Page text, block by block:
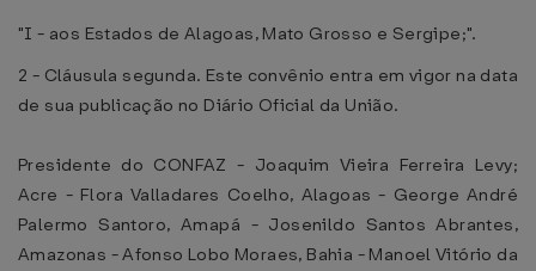
"I - aos Estados de Alagoas, Mato Grosso e Sergipe;".
2 - Cláusula segunda. Este convênio entra em vigor na data
de sua publicação no Diário Oficial da União.
Presidente do CONFAZ - Joaquim Vieira Ferreira Levy;
Acre - Flora Valladares Coelho, Alagoas - George André
Palermo Santoro, Amapá - Josenildo Santos Abrantes,
Amazonas - Afonso Lobo Moraes, Bahia - Manoel Vitório da